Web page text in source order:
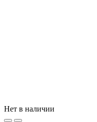
Нет в наличии